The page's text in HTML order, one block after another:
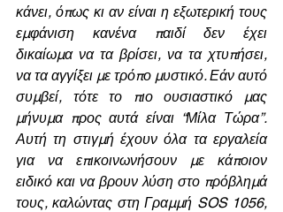
κάνει, όπως κι αν είναι η εξωτερική τους
εμφάνιση κανένα παιδί δεν έχει
δικαίωμα να τα βρίσει, να τα χτυπήσει,
να τα αγγίξει με τρόπο μυστικό. Εάν αυτό
συμβεί, τότε το πιο ουσιαστικό μας
μήνυμα προς αυτά είναι “Μίλα Τώρα”.
Αυτή τη στιγμή έχουν όλα τα εργαλεία
για να επικοινωνήσουν με κάποιον
ειδικό και να βρουν λύση στο πρόβλημά
τους, καλώντας στη Γραμμή SOS 1056,